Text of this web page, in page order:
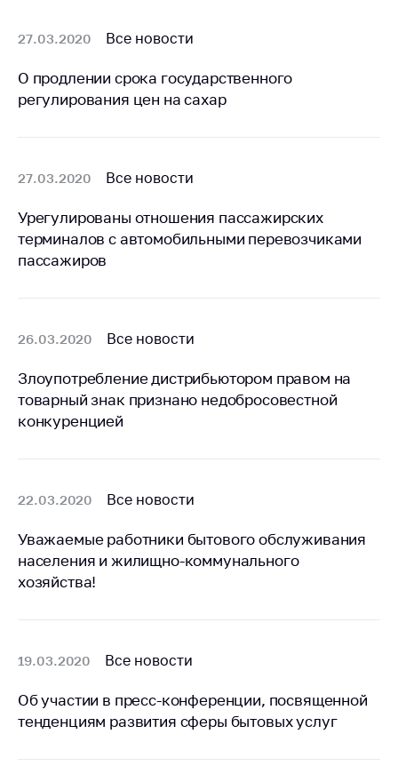
цен на лекарства и
изделия
Министра
Горячая линия
государственный
орган
Важное на сайте
Сообщить о росте
цен
средства, изделия
назначения и
медицинскую
технику
(отсутствия)
антимонопольного
законодательства
27.03.2020 Все новости
О продлении срока государственного
регулирования цен на сахар
27.03.2020 Все новости
Урегулированы отношения пассажирских
терминалов с автомобильными перевозчиками
пассажиров
26.03.2020 Все новости
Злоупотребление дистрибьютором правом на
товарный знак признано недобросовестной
конкуренцией
22.03.2020 Все новости
Уважаемые работники бытового обслуживания
населения и жилищно-коммунального
хозяйства!
19.03.2020 Все новости
Об участии в пресс-конференции, посвященной
тенденциям развития сферы бытовых услуг